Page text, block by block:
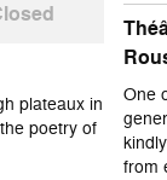
plateaux in
poetry of
One
from